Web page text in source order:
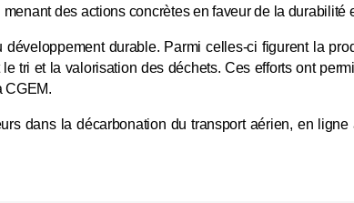
des actions concrètes en faveur de la
durable. Parmi celles-ci figurent la
tri et la valorisation des déchets. Ces efforts ont
CGEM.
dans la décarbonation du transport aérien, en